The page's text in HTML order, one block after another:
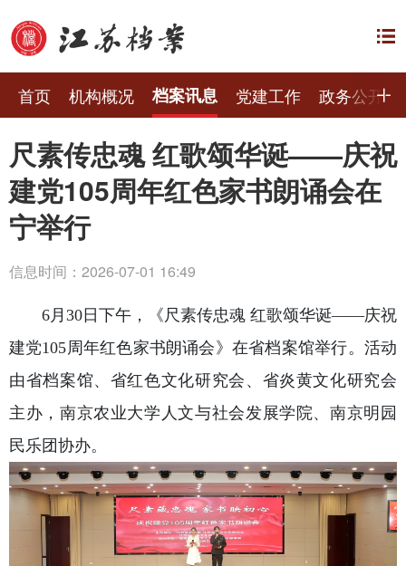
首页 机构概况 档案讯息 党建工作 政务公开
尺素传忠魂 红歌颂华诞——庆祝
建党105周年红色家书朗诵会在
宁举行
信息时间：2026-07-01 16:49
6月30日下午，《尺素传忠魂 红歌颂华诞——庆祝
建党105周年红色家书朗诵会》在省档案馆举行。活动
由省档案馆、省红色文化研究会、省炎黄文化研究会
主办，南京农业大学人文与社会发展学院、南京明园
民乐团协办。